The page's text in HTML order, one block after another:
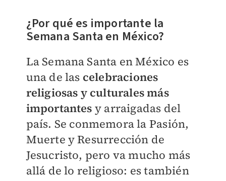
¿Por qué es importante la
Semana Santa en México?
La Semana Santa en México es
una de las celebraciones
religiosas y culturales más
importantes y arraigadas del
país. Se conmemora la Pasión,
Muerte y Resurrección de
Jesucristo, pero va mucho más
allá de lo religioso: es también